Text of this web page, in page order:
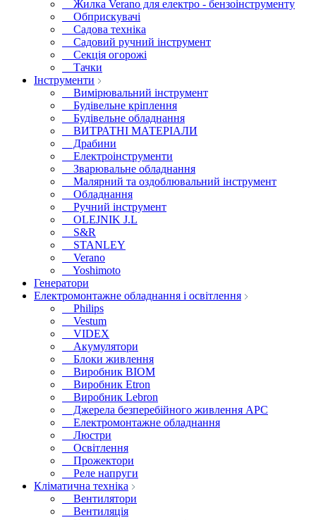
Жилка Verano для електро - бензоінструменту
Обприскувачі
Садова техніка
Садовий ручний інструмент
Секція огорожі
Тачки
Інструменти
Вимірювальний інструмент
Будівельне кріплення
Будівельне обладнання
ВИТРАТНІ МАТЕРІАЛИ
Драбини
Електроінструменти
Зварювальне обладнання
Малярний та оздоблювальний інструмент
Обладнання
Ручний інструмент
OLEJNIK J.L
S&R
STANLEY
Verano
Yoshimoto
Генератори
Електромонтажне обладнання і освітлення
Philips
Vestum
VIDEX
Акумулятори
Блоки живлення
Виробник BIOM
Виробник Etron
Виробник Lebron
Джерела безперебійного живлення APC
Електромонтажне обладнання
Люстри
Освітлення
Прожектори
Реле напруги
Кліматична техніка
Вентилятори
Вентиляція